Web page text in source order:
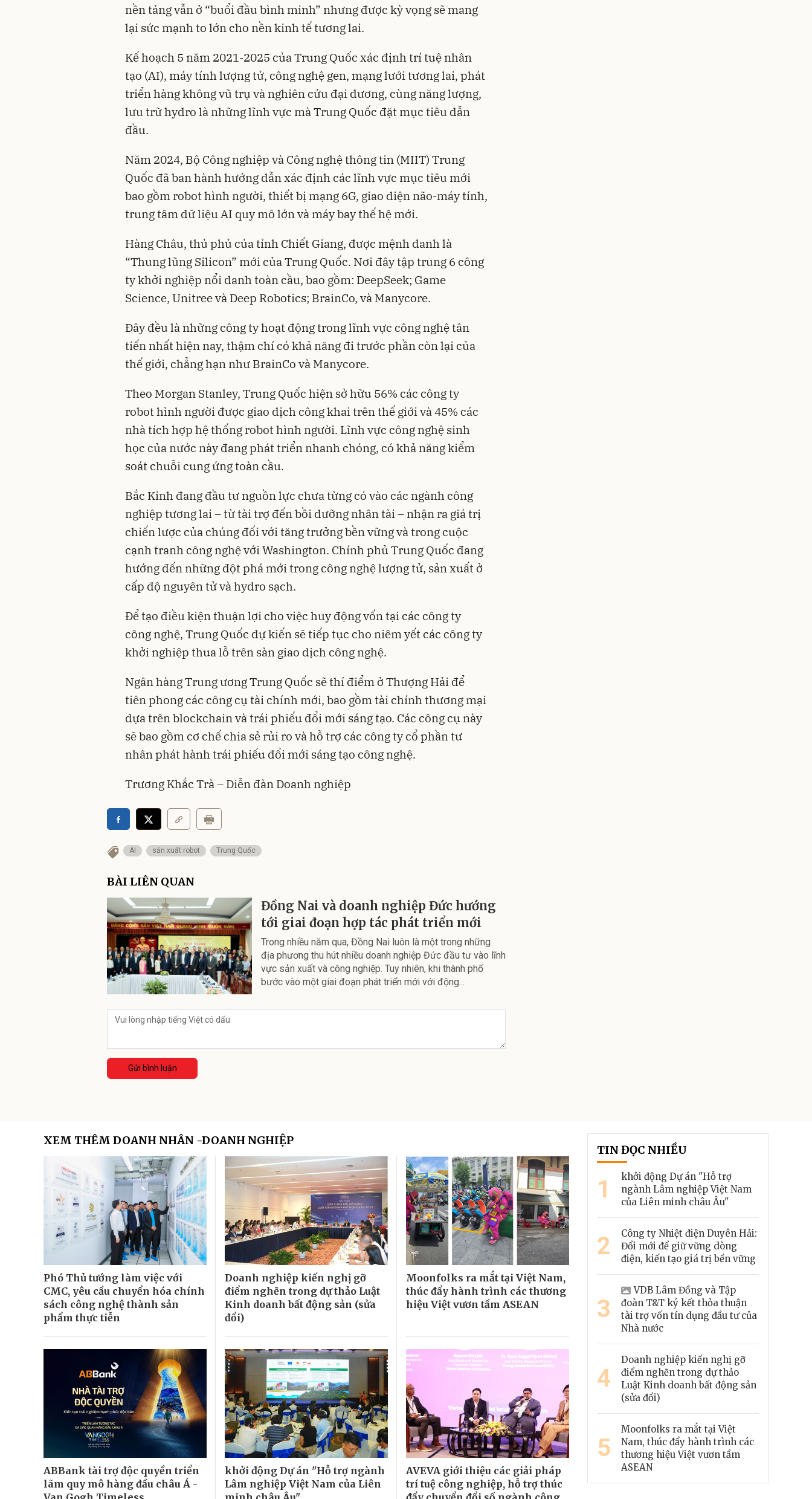
nền tảng vẫn ở “buổi đầu bình minh” nhưng được kỳ vọng sẽ mang
lại sức mạnh to lớn cho nền kinh tế tương lai.
Kế hoạch 5 năm 2021-2025 của Trung Quốc xác định trí tuệ nhân
tạo (AI), máy tính lượng tử, công nghệ gen, mạng lưới tương lai, phát
triển hàng không vũ trụ và nghiên cứu đại dương, cùng năng lượng,
lưu trữ hydro là những lĩnh vực mà Trung Quốc đặt mục tiêu dẫn
đầu.
Năm 2024, Bộ Công nghiệp và Công nghệ thông tin (MIIT) Trung
Quốc đã ban hành hướng dẫn xác định các lĩnh vực mục tiêu mới
bao gồm robot hình người, thiết bị mạng 6G, giao diện não-máy tính,
trung tâm dữ liệu AI quy mô lớn và máy bay thế hệ mới.
Hàng Châu, thủ phủ của tỉnh Chiết Giang, được mệnh danh là
“Thung lũng Silicon” mới của Trung Quốc. Nơi đây tập trung 6 công
ty khởi nghiệp nổi danh toàn cầu, bao gồm: DeepSeek; Game
Science, Unitree và Deep Robotics; BrainCo, và Manycore.
Đây đều là những công ty hoạt động trong lĩnh vực công nghệ tân
tiến nhất hiện nay, thậm chí có khả năng đi trước phần còn lại của
thế giới, chẳng hạn như BrainCo và Manycore.
Theo Morgan Stanley, Trung Quốc hiện sở hữu 56% các công ty
robot hình người được giao dịch công khai trên thế giới và 45% các
nhà tích hợp hệ thống robot hình người. Lĩnh vực công nghệ sinh
học của nước này đang phát triển nhanh chóng, có khả năng kiểm
soát chuỗi cung ứng toàn cầu.
Bắc Kinh đang đầu tư nguồn lực chưa từng có vào các ngành công
nghiệp tương lai – từ tài trợ đến bồi dưỡng nhân tài – nhận ra giá trị
chiến lược của chúng đối với tăng trưởng bền vững và trong cuộc
cạnh tranh công nghệ với Washington. Chính phủ Trung Quốc đang
hướng đến những đột phá mới trong công nghệ lượng tử, sản xuất ở
cấp độ nguyên tử và hydro sạch.
Để tạo điều kiện thuận lợi cho việc huy động vốn tại các công ty
công nghệ, Trung Quốc dự kiến sẽ tiếp tục cho niêm yết các công ty
khởi nghiệp thua lỗ trên sàn giao dịch công nghệ.
Ngân hàng Trung ương Trung Quốc sẽ thí điểm ở Thượng Hải để
tiên phong các công cụ tài chính mới, bao gồm tài chính thương mại
dựa trên blockchain và trái phiếu đổi mới sáng tạo. Các công cụ này
sẽ bao gồm cơ chế chia sẻ rủi ro và hỗ trợ các công ty cổ phần tư
nhân phát hành trái phiếu đổi mới sáng tạo công nghệ.
Trương Khắc Trà – Diễn đàn Doanh nghiệp
AI sản xuất robot Trung Quốc
BÀI LIÊN QUAN
Đồng Nai và doanh nghiệp Đức hướng
tới giai đoạn hợp tác phát triển mới
Trong nhiều năm qua, Đồng Nai luôn là một trong những
địa phương thu hút nhiều doanh nghiệp Đức đầu tư vào lĩnh
vực sản xuất và công nghiệp. Tuy nhiên, khi thành phố
bước vào một giai đoạn phát triển mới với động...
Gửi bình luận
XEM THÊM DOANH NHÂN -DOANH NGHIỆP
Phó Thủ tướng làm việc với
CMC, yêu cầu chuyển hóa chính
sách công nghệ thành sản
phẩm thực tiễn
Doanh nghiệp kiến nghị gỡ
điểm nghẽn trong dự thảo Luật
Kinh doanh bất động sản (sửa
đổi)
Moonfolks ra mắt tại Việt Nam,
thúc đẩy hành trình các thương
hiệu Việt vươn tầm ASEAN
ABBank tài trợ độc quyền triển
lãm quy mô hàng đầu châu Á -
khởi động Dự án "Hỗ trợ ngành
Lâm nghiệp Việt Nam của Liên
AVEVA giới thiệu các giải pháp
trí tuệ công nghiệp, hỗ trợ thúc
TIN ĐỌC NHIỀU
1
khởi động Dự án "Hỗ trợ
ngành Lâm nghiệp Việt Nam
của Liên minh châu Âu"
2
Công ty Nhiệt điện Duyên Hải:
Đổi mới để giữ vững dòng
điện, kiến tạo giá trị bền vững
3
VDB Lâm Đồng và Tập
đoàn T&T ký kết thỏa thuận
tài trợ vốn tín dụng đầu tư của
Nhà nước
4
Doanh nghiệp kiến nghị gỡ
điểm nghẽn trong dự thảo
Luật Kinh doanh bất động sản
(sửa đổi)
5
Moonfolks ra mắt tại Việt
Nam, thúc đẩy hành trình các
thương hiệu Việt vươn tầm
ASEAN